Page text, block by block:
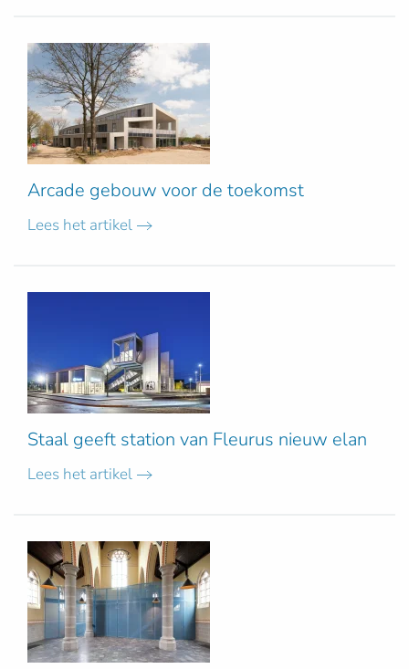
Arcade gebouw voor de toekomst
Lees het artikel
Staal geeft station van Fleurus nieuw elan
Lees het artikel